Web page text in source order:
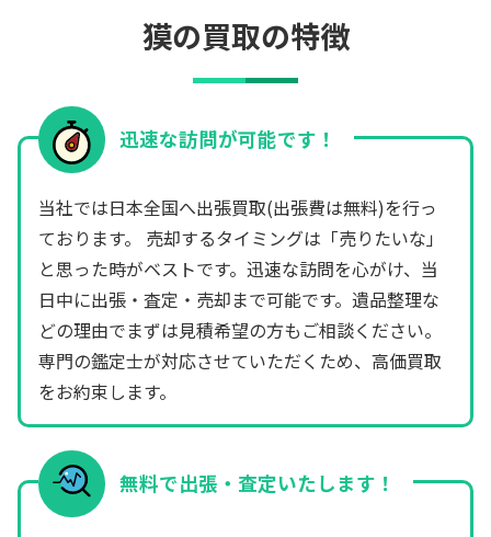
獏の買取の特徴
迅速な訪問が可能です！
当社では日本全国へ出張買取(出張費は無料)を行っ
ております。 売却するタイミングは「売りたいな」
と思った時がベストです。迅速な訪問を心がけ、当
日中に出張・査定・売却まで可能です。遺品整理な
どの理由でまずは見積希望の方もご相談ください。
専門の鑑定士が対応させていただくため、高価買取
をお約束します。
無料で出張・査定いたします！